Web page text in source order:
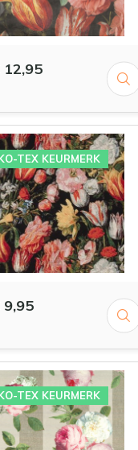
12,95
TEX KEURMERK
9,95
TEX KEURMERK